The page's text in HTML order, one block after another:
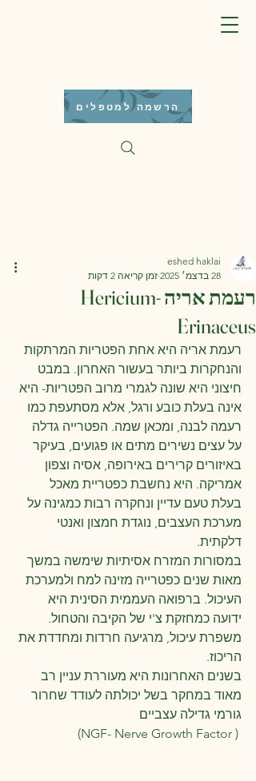
הרשמה למטפלים
רעמת אריה -Hericium
Erinaceus
eshed haklai
28 בדצמ׳ 2025
זמן קריאה 2 דקות
רעמת אריה היא אחת הפטריות המרתקות
והנחקרות ביותר בעשור האחרון. במבט
חיצוני היא שונה לגמרי מרוב הפטריות- היא
אינה בעלת כובע ורגל, אלא מסתעפת כמו
רעמה לבנה, ומכאן שמה. הפטרייה גדלה
על עצים נשירים מתים או פגועים, בעיקר
באיזורים קרירים באירופה, אסיה וצפון
אמריקה. היא נחשבת כפטריית מאכל
בעלת טעם עדיין ונחקרה רבות כמגינה על
מערכת העצבים, נוגדת חמצון ואנטי
דלקתית.
במסורות המזרח אסיתיות שימשה במשך
מאות שנים כפטרייה מזינה למח ולמערכת
העיכול. ברפואה העממית הסינית היא
ידועה כמחזקת צ'י של הקיבה והטחול.
משפרת עיכול, מרגיעה חרדות ומחדדת את
הריכוז.
בשנים האחרונות היא מעוררת עניין רב
מאוד במחקר בשל יכולתה לעודד שחרור
גורמי גדילה עצביים